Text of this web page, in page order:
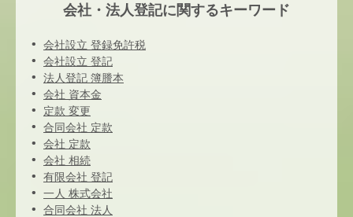
会社・法人登記に関するキーワード
会社設立 登録免許税
会社設立 登記
法人登記 簿謄本
会社 資本金
定款 変更
合同会社 定款
会社 定款
会社 相続
有限会社 登記
一人 株式会社
合同会社 法人